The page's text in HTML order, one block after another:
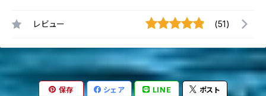
レビュー (51)
保存 シェア LINE ポスト